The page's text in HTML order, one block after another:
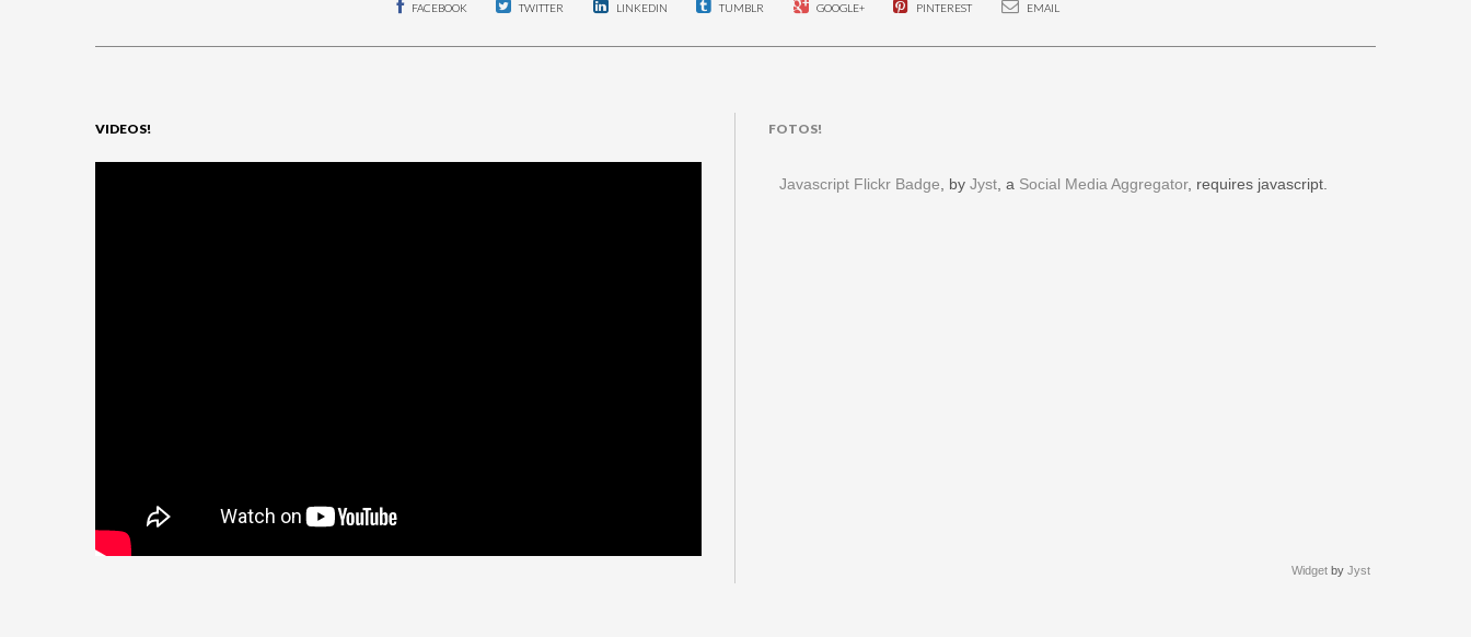
FACEBOOK TWITTER LINKEDIN TUMBLR GOOGLE+ PINTEREST EMAIL
VIDEOS! FOTOS!
Javascript Flickr Badge, by Jyst, a Social Media Aggregator, requires javascript.
Widget by Jyst